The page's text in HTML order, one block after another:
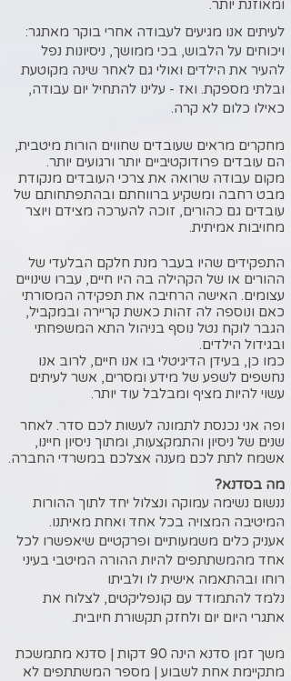
ומאוזנת יותר.
לעיתים אנו מגיעים לעבודה אחרי בוקר מאתגר:
ויכוחים על הלבוש, בכי ממושך, ניסיונות נפל
להעיר את הילדים ואולי גם לאחר שינה מקוטעת
ובלתי מספקת. ואז - עלינו להתחיל יום עבודה,
כאילו כלום לא קרה.
מחקרים מראים שעובדים שחווים הורות מיטבית,
הם עובדים פרודוקטיביים יותר ורגועים יותר.
מקום עבודה שרואה את צרכי העובדים מנקודת
מבט רחבה ומשקיע ברווחתם ובהתפתחותם של
עובדים גם כהורים, זוכה להערכה מצידם ויוצר
מחויבות אמיתית.
התפקידים שהיו בעבר מנת חלקם הבלעדי של
ההורים או של הקהילה בה היו חיים, עברו שינויים
עצומים. האישה הרחיבה את תפקידה המסורתי
כאם ונוספה לה זהות כאשת קריירה ובמקביל,
הגבר לוקח נטל נוסף בניהול התא המשפחתי
ובגידול הילדים.
כמו כן, בעידן הדיגיטלי בו אנו חיים, לרוב אנו
נחשפים לשפע של מידע ומסרים, אשר לעיתים
עשוי להיות מציף ומבלבל עוד יותר.
ופה אני נכנסת לתמונה לעשות לכם סדר. לאחר
שנים של ניסיון והתמקצעות, ומתוך ניסיון חיינו,
אשמח לתת לכם מענה אצלכם במשרדי החברה.
מה בסדנא?
ננשום נשימה עמוקה ונצלול יחד לתוך ההורות
המיטיבה המצויה בכל אחד ואחת מאיתנו.
אעניק כלים משמעותיים ופרקטיים שיאפשרו לכל
אחד מהמשתתפים להיות ההורה המיטבי בעיני
רוחו ובהתאמה אישית לו ולביתו
נלמד להתמודד עם קונפליקטים, לצלוח את
אתגרי היום יום ולחזק תקשורת חיובית.
משך זמן סדנא הינה 90 דקות | סדנא מתמשכת
מתקיימת אחת לשבוע | מספר המשתתפים לא